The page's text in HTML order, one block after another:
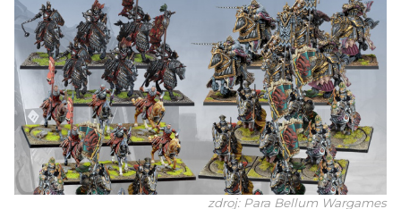
zdroj: Para Bellum Wargames